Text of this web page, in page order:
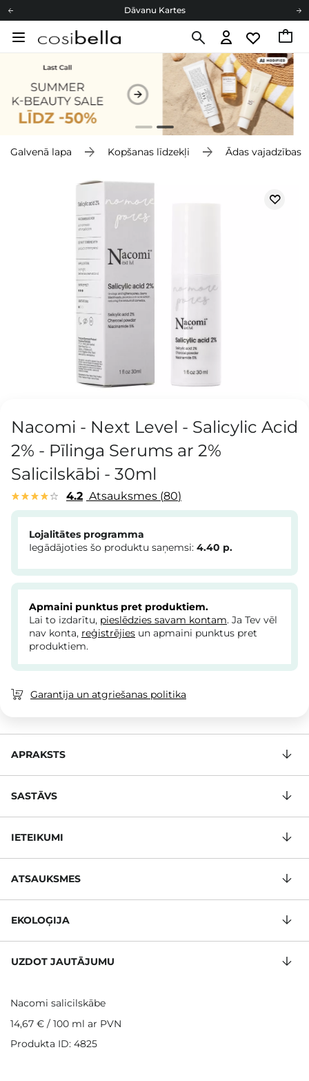
Dāvanu Kartes
Cosibella lojalitātes programma
Dāvanu Kartes
Galvenā lapa Kopšanas līdzekļi Ādas vajadzības
Nacomi - Next Level - Salicylic Acid
2% - Pīlinga Serums ar 2%
Salicilskābi - 30ml
4.2 Atsauksmes 80
Lojalitātes programma
Iegādājoties šo produktu saņemsi: 4.40 p.
Apmaini punktus pret produktiem.
Lai to izdarītu, pieslēdzies savam kontam. Ja Tev vēl
nav konta, reģistrējies un apmaini punktus pret
produktiem.
Garantija un atgriešanas politika
APRAKSTS
SASTĀVS
IETEIKUMI
ATSAUKSMES
EKOLOĢIJA
UZDOT JAUTĀJUMU
Nacomi salicilskābe
14,67 € / 100 ml ar PVN
Produkta ID: 4825